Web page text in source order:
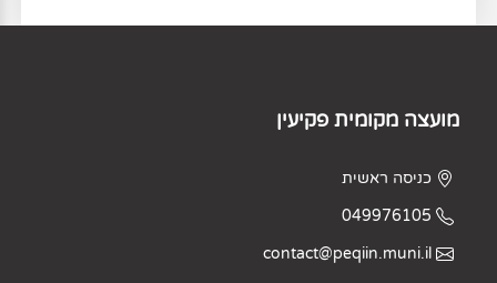
מועצה מקומית פקיעין
כניסה ראשית
049976105
contact@peqiin.muni.il